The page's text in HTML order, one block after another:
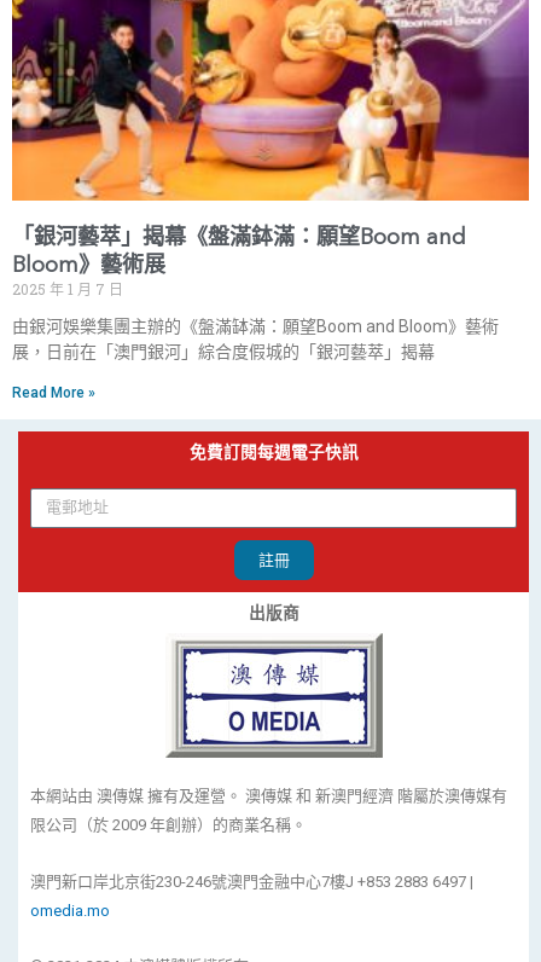
「銀河藝萃」揭幕《盤滿鉢滿：願望Boom and
Bloom》藝術展
2025 年 1 月 7 日
由銀河娛樂集團主辦的《盤滿缽滿：願望Boom and Bloom》藝術
展，日前在「澳門銀河」綜合度假城的「銀河藝萃」揭幕
Read More »
免費訂閱每週電子快訊
註冊
出版商
本網站由 澳傳媒 擁有及運營。 澳傳媒 和 新澳門經濟 階屬於澳傳媒有
限公司（於 2009 年創辦）的商業名稱。
澳門新口岸北京街230-246號澳門金融中心7樓J +853 2883 6497 |
omedia.mo